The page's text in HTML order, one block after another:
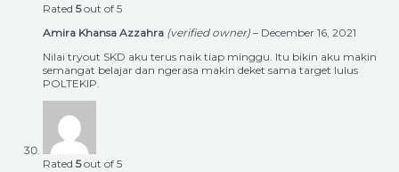
Rated 5out of 5
Amira Khansa Azzahra (verified owner) – December 16, 2021
Nilai tryout SKD aku terus naik tiap minggu. Itu bikin aku makin
semangat belajar dan ngerasa makin deket sama target lulus
POLTEKIP.
Rated 5out of 5